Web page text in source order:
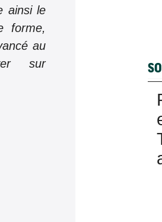
ainsi le
forme,
au
sur